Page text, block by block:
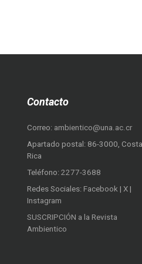
Contacto
Correo: ambientico@una.ac.cr
Apartado postal: 86-3000, Costa
Rica
Teléfono: 2277-3688
Redes Sociales: Facebook | X |
Instagram
SUSCRIPCIÓN a la Revista
Ambientico